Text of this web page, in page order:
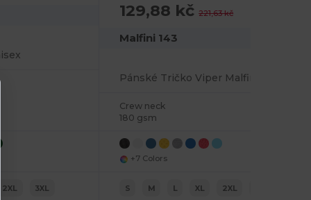
2XL 3XL
129,88 kč221,63 kč
Malfini 143
Pánské Tričko Viper Malfini Styl
Crew neck
180 gsm
+7 Colors
S M L XL 2XL